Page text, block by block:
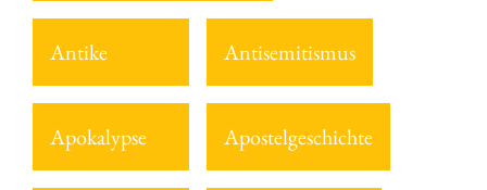
Antike Antisemitismus
Apokalypse Apostelgeschichte